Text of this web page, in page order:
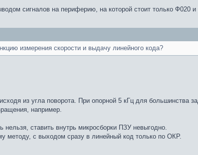
сигналов на периферию, на которой стоит только Ф020
измерения скорости и выдачу линейного кода?
из угла поворота. При опорной 5 кГц для большинства
например.
ставить внутрь микросборки ПЗУ невыгодно.
методу, с выходом сразу в линейный код только по ОКР.